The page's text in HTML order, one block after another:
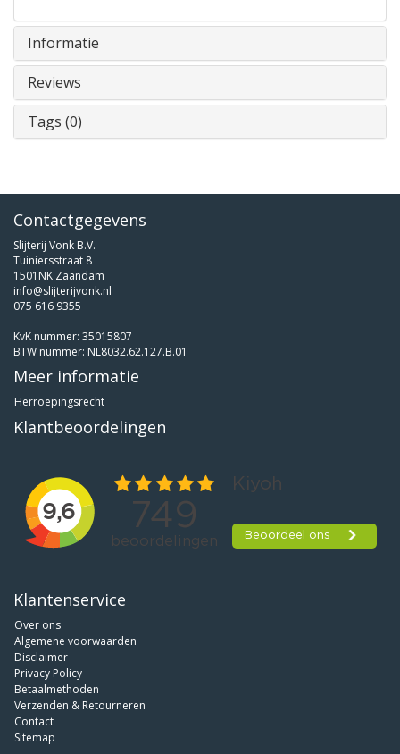
Informatie
Reviews
Tags (0)
Contactgegevens
Slijterij Vonk B.V.
Tuiniersstraat 8
1501NK Zaandam
info@slijterijvonk.nl
075 616 9355
KvK nummer: 35015807
BTW nummer: NL8032.62.127.B.01
Meer informatie
Herroepingsrecht
Klantbeoordelingen
Klantenservice
Over ons
Algemene voorwaarden
Disclaimer
Privacy Policy
Betaalmethoden
Verzenden & Retourneren
Contact
Sitemap